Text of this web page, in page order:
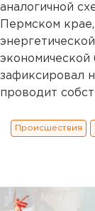
аналогичной
Пермском
экономической
зафиксировал
проводит
Происшествия